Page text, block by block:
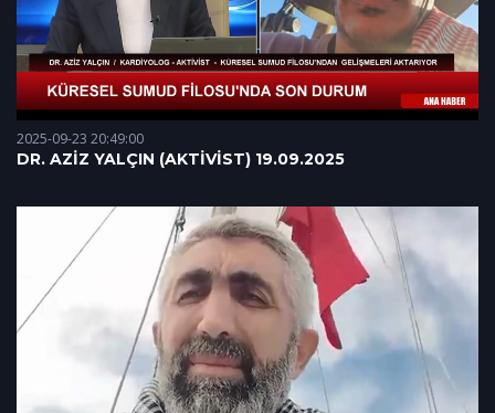
2025-09-23 20:49:00
DR. AZİZ YALÇIN (AKTİVİST) 19.09.2025